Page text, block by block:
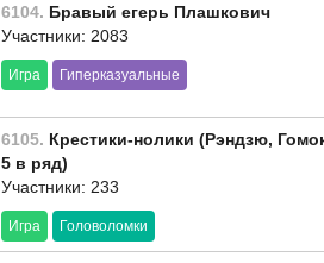
6104. Бравый егерь Плашкович
Участники: 2083
Игра Гиперказуальные
6105. Крестики-нолики (Рэндзю,
5 в ряд)
Участники: 233
Игра Головоломки